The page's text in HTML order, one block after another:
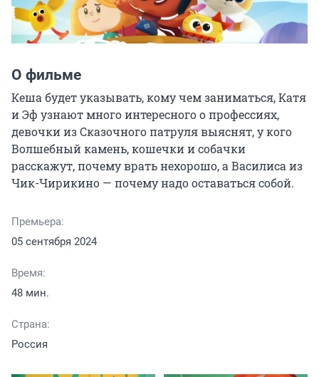
О фильме
Кеша будет указывать, кому чем заниматься, Катя
и Эф узнают много интересного о профессиях,
девочки из Сказочного патруля выяснят, у кого
Волшебный камень, кошечки и собачки
расскажут, почему врать нехорошо, а Василиса из
Чик-Чирикино — почему надо оставаться собой.
Премьера:
05 сентября 2024
Время:
48 мин.
Страна:
Россия